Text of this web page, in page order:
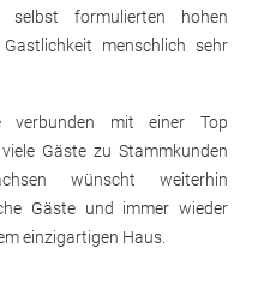
selbst formulierten hohen
menschlich sehr
verbunden mit einer Top
Gäste zu Stammkunden
wünscht weiterhin
Gäste und immer wieder
einzigartigen Haus.